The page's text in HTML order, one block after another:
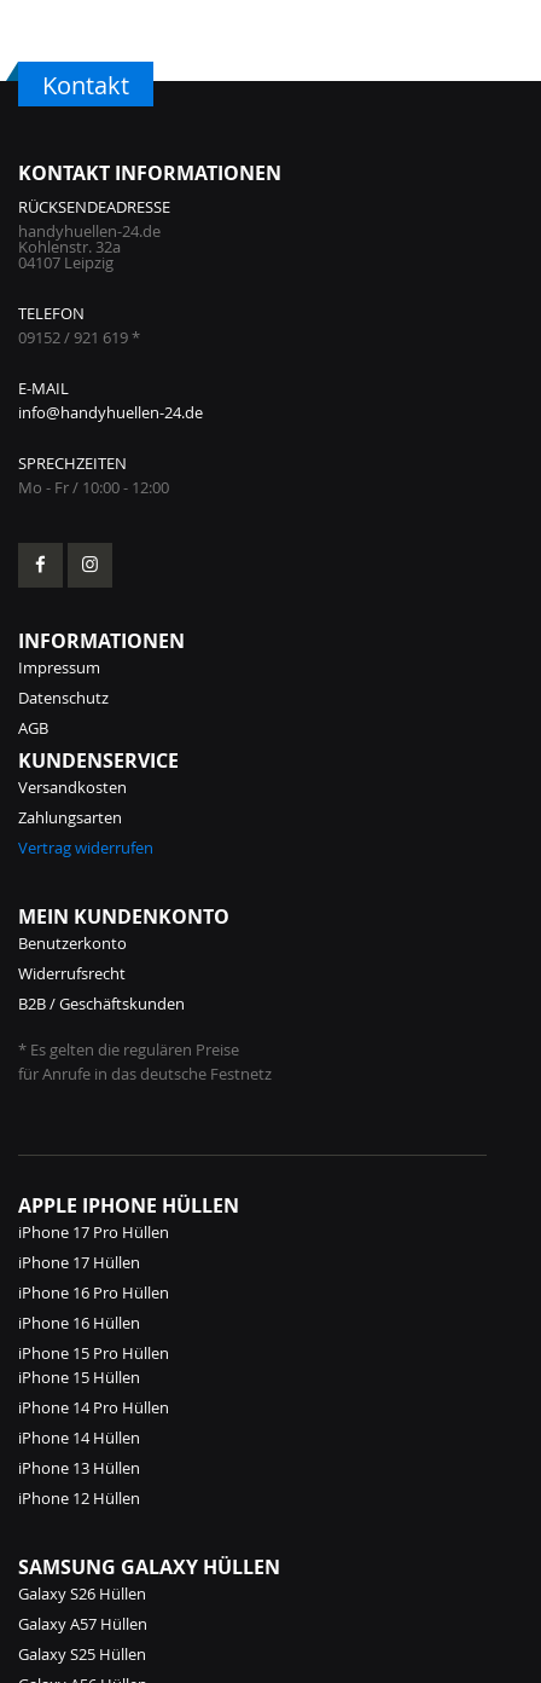
Kontakt
KONTAKT INFORMATIONEN
RÜCKSENDEADRESSE
handyhuellen-24.de
Kohlenstr. 32a
04107 Leipzig
TELEFON
09152 / 921 619 *
E-MAIL
info@handyhuellen-24.de
SPRECHZEITEN
Mo - Fr / 10:00 - 12:00
INFORMATIONEN
Impressum
Datenschutz
AGB
KUNDENSERVICE
Versandkosten
Zahlungsarten
Vertrag widerrufen
MEIN KUNDENKONTO
Benutzerkonto
Widerrufsrecht
B2B / Geschäftskunden
* Es gelten die regulären Preise
für Anrufe in das deutsche Festnetz
APPLE IPHONE HÜLLEN
iPhone 17 Pro Hüllen
iPhone 17 Hüllen
iPhone 16 Pro Hüllen
iPhone 16 Hüllen
iPhone 15 Pro Hüllen
iPhone 15 Hüllen
iPhone 14 Pro Hüllen
iPhone 14 Hüllen
iPhone 13 Hüllen
iPhone 12 Hüllen
SAMSUNG GALAXY HÜLLEN
Galaxy S26 Hüllen
Galaxy A57 Hüllen
Galaxy S25 Hüllen